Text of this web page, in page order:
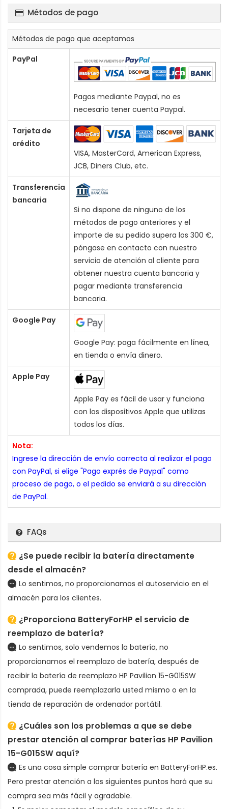
Métodos de pago
Métodos de pago que aceptamos
PayPal
Pagos mediante Paypal, no es
necesario tener cuenta Paypal.
Tarjeta de
crédito
VISA, MasterCard, American Express,
JCB, Diners Club, etc.
Transferencia
bancaria
Si no dispone de ninguno de los
métodos de pago anteriores y el
importe de su pedido supera los 300 €,
póngase en contacto con nuestro
servicio de atención al cliente para
obtener nuestra cuenta bancaria y
pagar mediante transferencia
bancaria.
Google Pay
Google Pay: paga fácilmente en línea,
en tienda o envía dinero.
Apple Pay
Apple Pay es fácil de usar y funciona
con los dispositivos Apple que utilizas
todos los días.
Nota:
Ingrese la dirección de envío correcta al realizar el pago
con PayPal, si elige "Pago exprés de Paypal" como
proceso de pago, o el pedido se enviará a su dirección
de PayPal.
FAQs
¿Se puede recibir la batería directamente
desde el almacén?
Lo sentimos, no proporcionamos el autoservicio en el
almacén para los clientes.
¿Proporciona BatteryForHP el servicio de
reemplazo de batería?
Lo sentimos, solo vendemos la batería, no
proporcionamos el reemplazo de batería, después de
recibir la batería de reemplazo HP Pavilion 15-G015SW
comprada, puede reemplazarla usted mismo o en la
tienda de reparación de ordenador portátil.
¿Cuáles son los problemas a que se debe
prestar atención al comprar baterías HP Pavilion
15-G015SW aquí?
Es una cosa simple comprar batería en BatteryForHP.es.
Pero prestar atención a los siguientes puntos hará que su
compra sea más fácil y agradable.